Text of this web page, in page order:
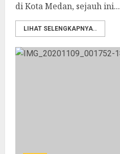
di Kota Medan, sejauh ini...
LIHAT SELENGKAPNYA..